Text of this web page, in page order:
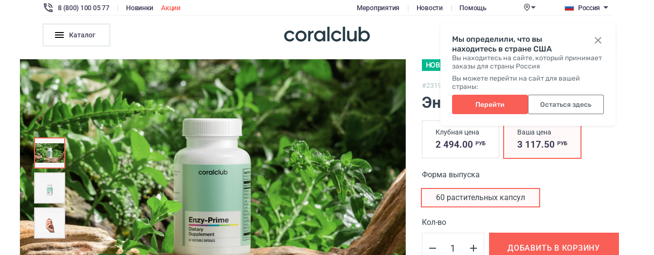
Мы определили, что вы
находитесь в стране США
Вы находитесь на сайте, который принимает
заказы для страны Россия
Вы можете перейти на сайт для вашей
страны:
Перейти Остаться здесь
8 (800) 100 05 77 | Новинки Акции Мероприятия | Новости | Помощь Россия
Каталог
НОВИНКА
#2319, Enzy-Prime
Энзи-Прайм
Клубная цена
2 494.00 РУБ
Ваша цена
3 117.50 РУБ
Форма выпуска
60 растительных капсул
Кол-во
ДОБАВИТЬ В КОРЗИНУ